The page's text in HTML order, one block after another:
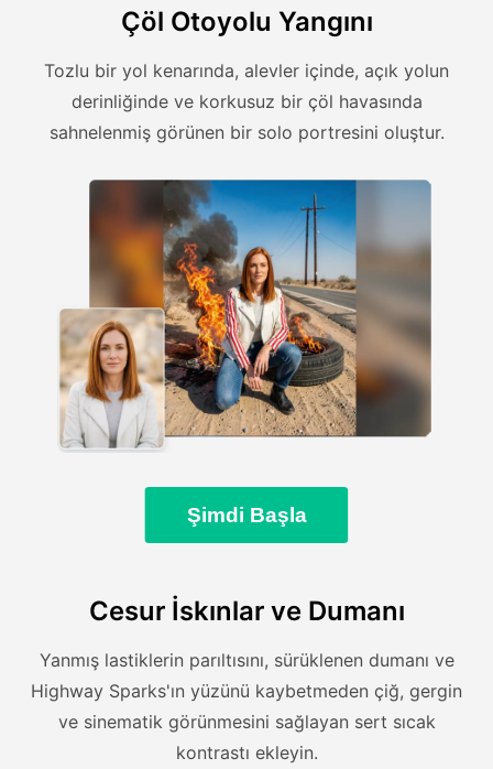
Çöl Otoyolu Yangını
Tozlu bir yol kenarında, alevler içinde, açık yolun
derinliğinde ve korkusuz bir çöl havasında
sahnelenmiş görünen bir solo portresini oluştur.
Şimdi Başla
Cesur İskınlar ve Dumanı
Yanmış lastiklerin parıltısını, sürüklenen dumanı ve
Highway Sparks'ın yüzünü kaybetmeden çiğ, gergin
ve sinematik görünmesini sağlayan sert sıcak
kontrastı ekleyin.